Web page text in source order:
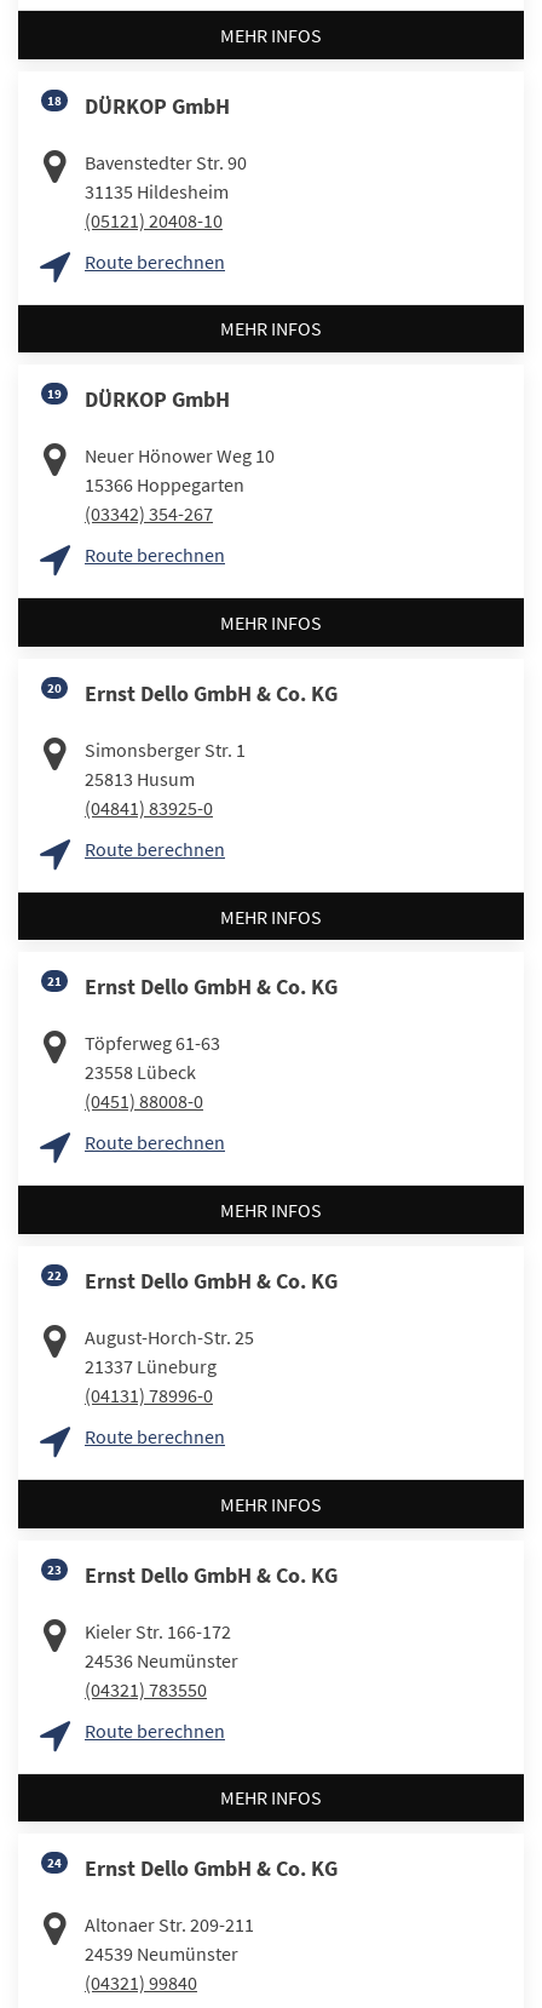
MEHR INFOS
18 DÜRKOP GmbH
Bavenstedter Str. 90
31135 Hildesheim
(05121) 20408-10
Route berechnen
MEHR INFOS
19 DÜRKOP GmbH
Neuer Hönower Weg 10
15366 Hoppegarten
(03342) 354-267
Route berechnen
MEHR INFOS
20 Ernst Dello GmbH & Co. KG
Simonsberger Str. 1
25813 Husum
(04841) 83925-0
Route berechnen
MEHR INFOS
21 Ernst Dello GmbH & Co. KG
Töpferweg 61-63
23558 Lübeck
(0451) 88008-0
Route berechnen
MEHR INFOS
22 Ernst Dello GmbH & Co. KG
August-Horch-Str. 25
21337 Lüneburg
(04131) 78996-0
Route berechnen
MEHR INFOS
23 Ernst Dello GmbH & Co. KG
Kieler Str. 166-172
24536 Neumünster
(04321) 783550
Route berechnen
MEHR INFOS
24 Ernst Dello GmbH & Co. KG
Altonaer Str. 209-211
24539 Neumünster
(04321) 99840